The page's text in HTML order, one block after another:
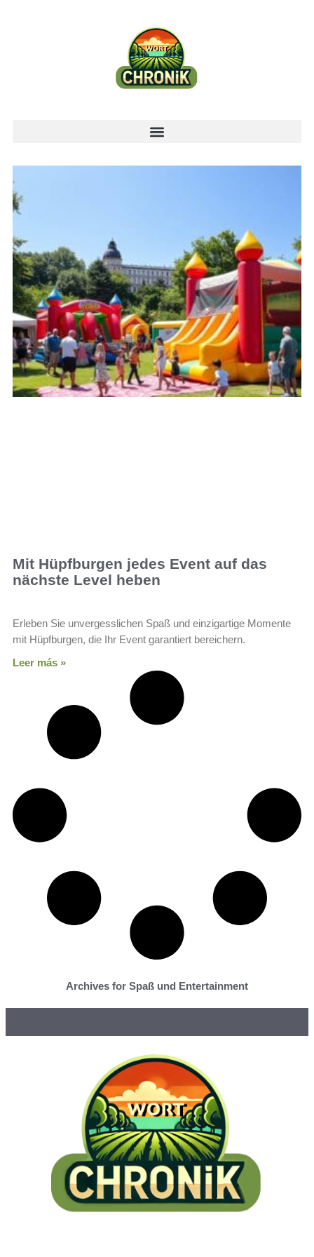
Mit Hüpfburgen jedes Event auf das
nächste Level heben
Erleben Sie unvergesslichen Spaß und einzigartige Momente
mit Hüpfburgen, die Ihr Event garantiert bereichern.
Leer más »
Archives for Spaß und Entertainment